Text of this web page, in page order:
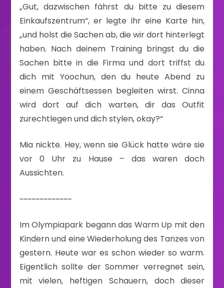
„Gut, dazwischen fährst du bitte zu diesem
Einkaufszentrum“, er legte ihr eine Karte hin,
„und holst die Sachen ab, die wir dort hinterlegt
haben. Nach deinem Training bringst du die
Sachen bitte in die Firma und dort triffst du
dich mit Yoochun, den du heute Abend zu
einem Geschäftsessen begleiten wirst. Cinna
wird dort auf dich warten, dir das Outfit
zurechtlegen und dich stylen, okay?“
Mia nickte. Hey, wenn sie Glück hatte wäre sie
vor 0 Uhr zu Hause – das waren doch
Aussichten.
~~~~~~~~~~~~~
Im Olympiapark begann das Warm Up mit den
Kindern und eine Wiederholung des Tanzes von
gestern. Heute war es schon wieder so warm.
Eigentlich sollte der Sommer verregnet sein,
mit vielen, heftigen Schauern, doch dieser